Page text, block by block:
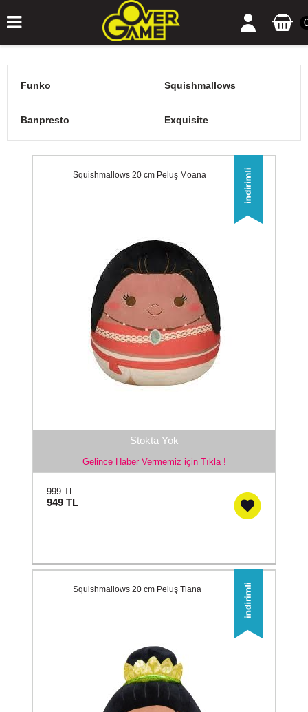
Funko Squishmallows
Banpresto Exquisite
Stokta Yok
Gelince Haber Vermemiz için Tıkla !
Squishmallows 20 cm Peluş Moana
999 TL
949 TL
Squishmallows 20 cm Peluş Tiana